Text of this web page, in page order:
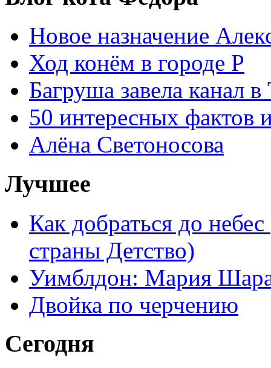
Новое назначение
Ход конём в городе Р
Багруша завела канал в
50 интересных фактов
Алёна Светоносова
Лучшее
Как добраться до
страны Детство)
Уимблдон: Мария
Двойка по черчению
Сегодня